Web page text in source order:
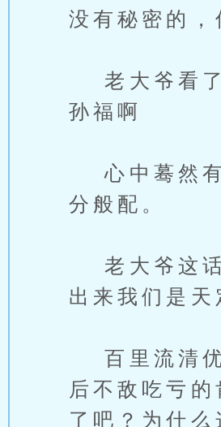
没有秘密的，
老大爷看了
孙福啊
心中蓦然有
分般配。
老大爷这话
出来我们是天
百里流清优
后不敌吃亏
了吧？为什么